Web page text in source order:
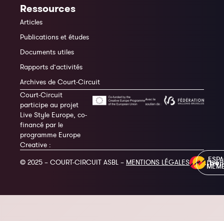
Ressources
Articles
Publications et études
Documents utiles
Rapports d’activités
Archives de Court-Circuit
Court-Circuit
participe au projet
Live Style Europe, co-
financé par le
programme Europe
Creative :
© 2025 – COURT-CIRCUIT ASBL – MENTIONS LÉGALES